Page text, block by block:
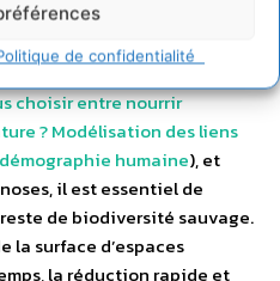
de confidentialité
de la biodiversité
alimentaires, comme
(+
choisir entre nourrir
? Modélisation des liens
humaine), et
il est essentiel de
de biodiversité sauvage.
la surface d’espaces
la réduction rapide et